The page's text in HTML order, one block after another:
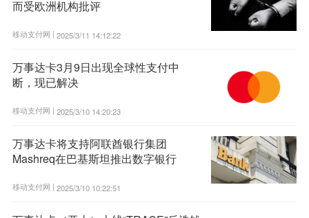
而受欧洲机构批评
移动支付网 | 2025/3/11 14:12:22
万事达卡3月9日出现全球性支付中
断，现已解决
移动支付网 | 2025/3/10 14:20:23
万事达卡将支持阿联酋银行集团
Mashreq在巴基斯坦推出数字银行
移动支付网 | 2025/3/10 10:22:51